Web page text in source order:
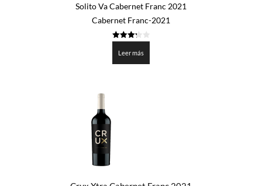
Solito Va Cabernet Franc 2021
Cabernet Franc-2021
de 5
Leer más